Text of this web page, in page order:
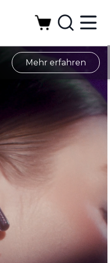
Mehr erfahren